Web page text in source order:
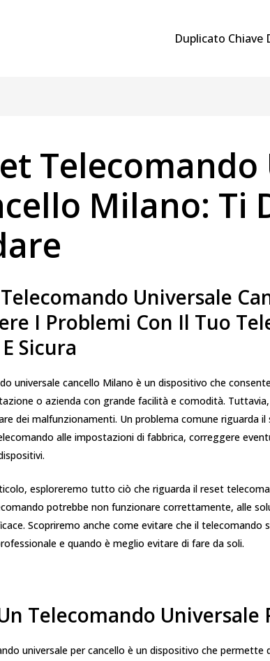
Duplicato Chiave
Milano: Ti
Universale
I Problemi Con Il Tuo
Sicura
universale cancello Milano è un dispositivo che
o azienda con grande facilità e comodità.
dei malfunzionamenti. Un problema comune riguarda
alle impostazioni di fabbrica, correggere
esploreremo tutto ciò che riguarda il reset
potrebbe non funzionare correttamente, alle
Scopriremo anche come evitare che il telecomando
e quando è meglio evitare di fare da soli.
Un Telecomando Universale
universale per cancello è un dispositivo che permette